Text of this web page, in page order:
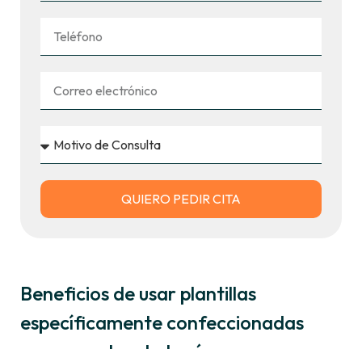
QUIERO PEDIR CITA
Beneficios de usar plantillas
específicamente confeccionadas